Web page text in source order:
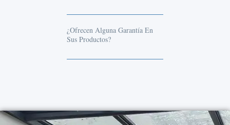
¿Ofrecen Alguna Garantía En
Sus Productos?